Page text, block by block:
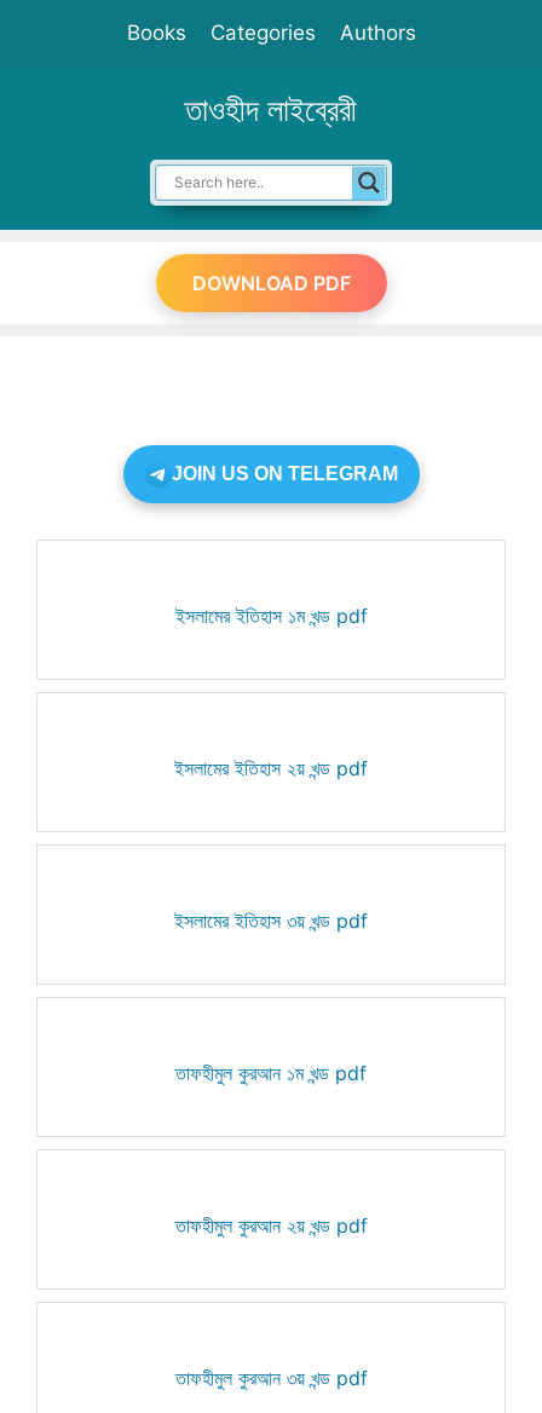
Books Categories Authors
তাওহীদ লাইব্রেরী
DOWNLOAD PDF
JOIN US ON TELEGRAM
ইসলামের ইতিহাস ১ম খন্ড pdf
ইসলামের ইতিহাস ২য় খন্ড pdf
ইসলামের ইতিহাস ৩য় খন্ড pdf
তাফহীমুল কুরআন ১ম খন্ড pdf
তাফহীমুল কুরআন ২য় খন্ড pdf
তাফহীমুল কুরআন ৩য় খন্ড pdf